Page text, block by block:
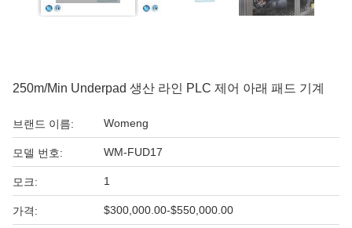
250m/min Underpad 생산 라인 PLC 제어 아래 패드 기계
브랜드 이름: Womeng
모델 번호: WM-FUD17
모크: 1
가격: $300,000.00-$550,000.00